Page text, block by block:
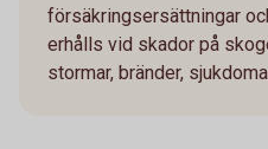
försäkringsersättningar
erhålls vid skador på
stormar, bränder,